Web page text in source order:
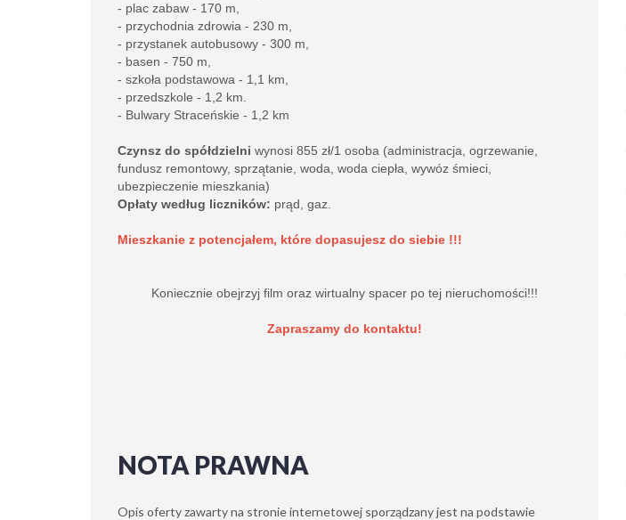
- plac zabaw - 170 m,
- przychodnia zdrowia - 230 m,
- przystanek autobusowy - 300 m,
- basen - 750 m,
- szkoła podstawowa - 1,1 km,
- przedszkole - 1,2 km.
- Bulwary Straceńskie - 1,2 km
Czynsz do spółdzielni wynosi 855 zł/1 osoba (administracja, ogrzewanie,
fundusz remontowy, sprzątanie, woda, woda ciepła, wywóz śmieci,
ubezpieczenie mieszkania)
Opłaty według liczników: prąd, gaz.
Mieszkanie z potencjałem, które dopasujesz do siebie !!!
Koniecznie obejrzyj film oraz wirtualny spacer po tej nieruchomości!!!
Zapraszamy do kontaktu!
NOTA PRAWNA
Opis oferty zawarty na stronie internetowej sporządzany jest na podstawie